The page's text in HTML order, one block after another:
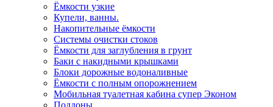
Ёмкости узкие
Купели, ванны.
Накопительные ёмкости
Системы очистки стоков
Ёмкости для заглубления в грунт
Баки с накидными крышками
Блоки дорожные водоналивные
Ёмкости с полным опорожнением
Мобильная туалетная кабина супер Эконом
Поддоны